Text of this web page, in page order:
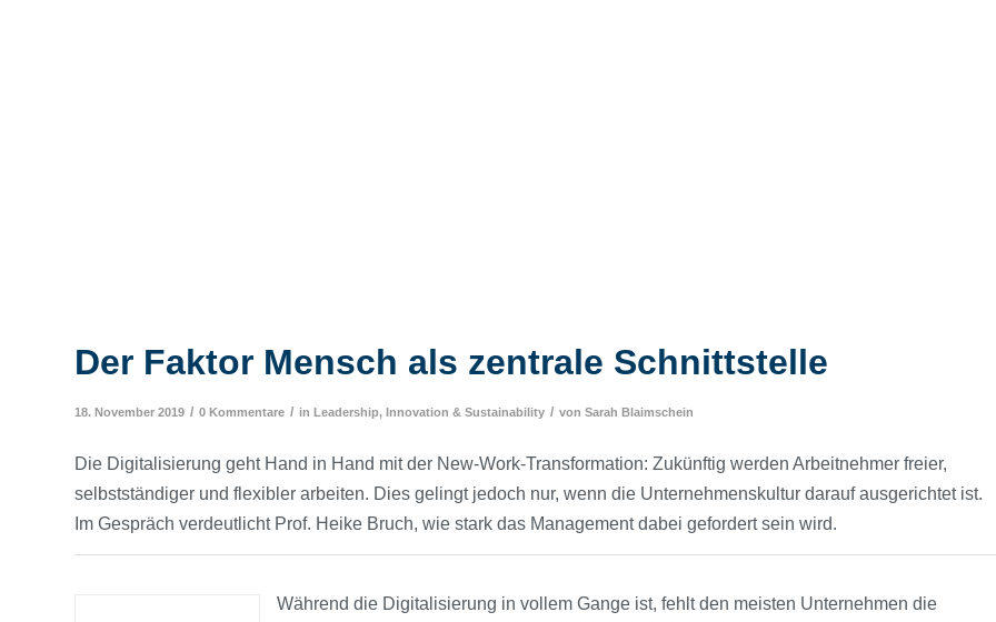
Der Faktor Mensch als zentrale Schnittstelle
18. November 2019 / 0 Kommentare / in Leadership, Innovation & Sustainability / von Sarah Blaimschein
Die Digitalisierung geht Hand in Hand mit der New-Work-Transformation: Zukünftig werden Arbeitnehmer freier,
selbstständiger und flexibler arbeiten. Dies gelingt jedoch nur, wenn die Unternehmenskultur darauf ausgerichtet ist.
Im Gespräch verdeutlicht Prof. Heike Bruch, wie stark das Management dabei gefordert sein wird.
Während die Digitalisierung in vollem Gange ist, fehlt den meisten Unternehmen die